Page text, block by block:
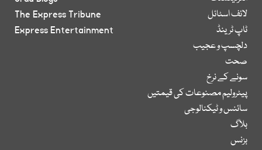
لائف اسٹائل
ٹاپ ٹرینڈ
دلچسپ و عجیب
صحت
سونے کے نرخ
پیٹرولیم مصنوعات کی قیمتیں
سائنس و ٹیکنالوجی
بلاگ
بزنس
The Express Tribune
Express Entertainment